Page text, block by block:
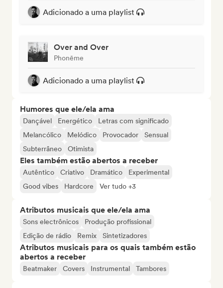
Adicionado a uma playlist
Over and Over
Phonēme
Adicionado a uma playlist
Humores que ele/ela ama
Dançável Energético
Letras com significado
Melancólico
Melódico Provocador
Sensual
Subterrâneo
Otimista
Eles também estão abertos a receber
Autêntico Criativo Dramático
Experimental
Good vibes
Hardcore Ver tudo +3
Atributos musicais que ele/ela ama
Sons electrônicos
Produção profissional
Edição de rádio
Remix Sintetizadores
Atributos musicais para os quais também estão
abertos a receber
Beatmaker Covers Instrumental Tambores